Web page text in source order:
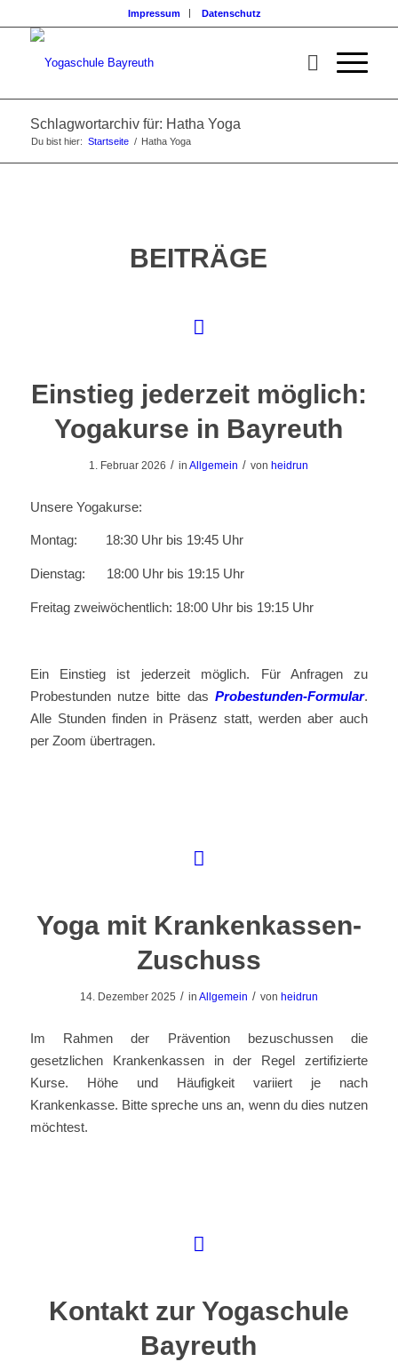
Impressum Datenschutz
Schlagwortarchiv für: Hatha Yoga
Du bist hier: Startseite / Hatha Yoga
BEITRÄGE
Einstieg jederzeit möglich:
Yogakurse in Bayreuth
1. Februar 2026 / inAllgemein / von heidrun
Unsere Yogakurse:
Montag: 18:30 Uhr bis 19:45 Uhr
Dienstag: 18:00 Uhr bis 19:15 Uhr
Freitag zweiwöchentlich: 18:00 Uhr bis 19:15 Uhr
Ein Einstieg ist jederzeit möglich. Für Anfragen zu
Probestunden nutze bitte dasProbestunden-Formular.
Alle Stunden finden in Präsenz statt, werden aber auch
per Zoom übertragen.
Yoga mit Krankenkassen-
Zuschuss
14. Dezember 2025 / in Allgemein / von heidrun
Im Rahmen der Prävention bezuschussen die
gesetzlichen Krankenkassen in der Regel zertifizierte
Kurse. Höhe und Häufigkeit variiert je nach
Krankenkasse. Bitte spreche uns an, wenn du dies nutzen
möchtest.
Kontakt zur Yogaschule
Bayreuth